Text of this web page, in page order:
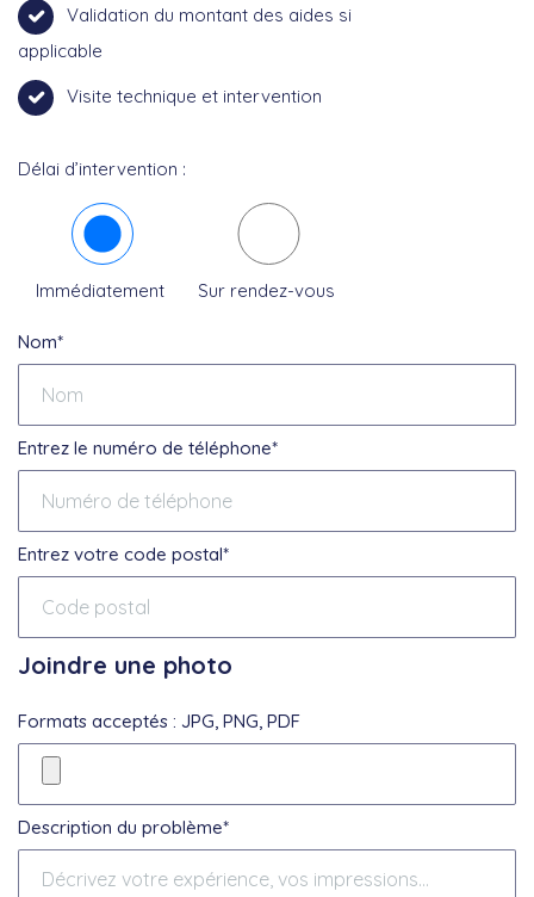
Validation du montant des aides si
applicable
Visite technique et intervention
Délai d’intervention :
Immédiatement Sur rendez-vous
Nom*
Entrez le numéro de téléphone*
Entrez votre code postal*
Joindre une photo
Formats acceptés : JPG, PNG, PDF
Description du problème*